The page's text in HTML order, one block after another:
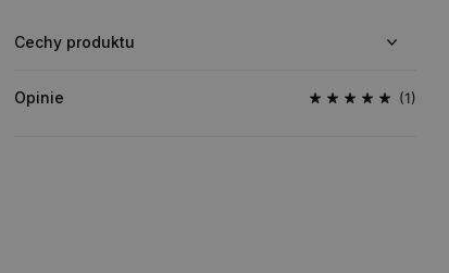
Cechy produktu
Opinie (1)